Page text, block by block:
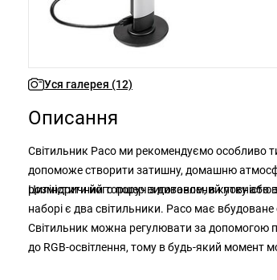
Уся галерея (12)
Описання
Світильник Paco ми рекомендуємо особливо
допоможе створити затишну, домашню
розмістити його поруч з диваном, в кутку або
Циліндричний торшер виготовлений
наборі є два світильники. Paco має
Світильник можна регулювати за допомогою
до RGB-освітлення, тому в будь-який момент